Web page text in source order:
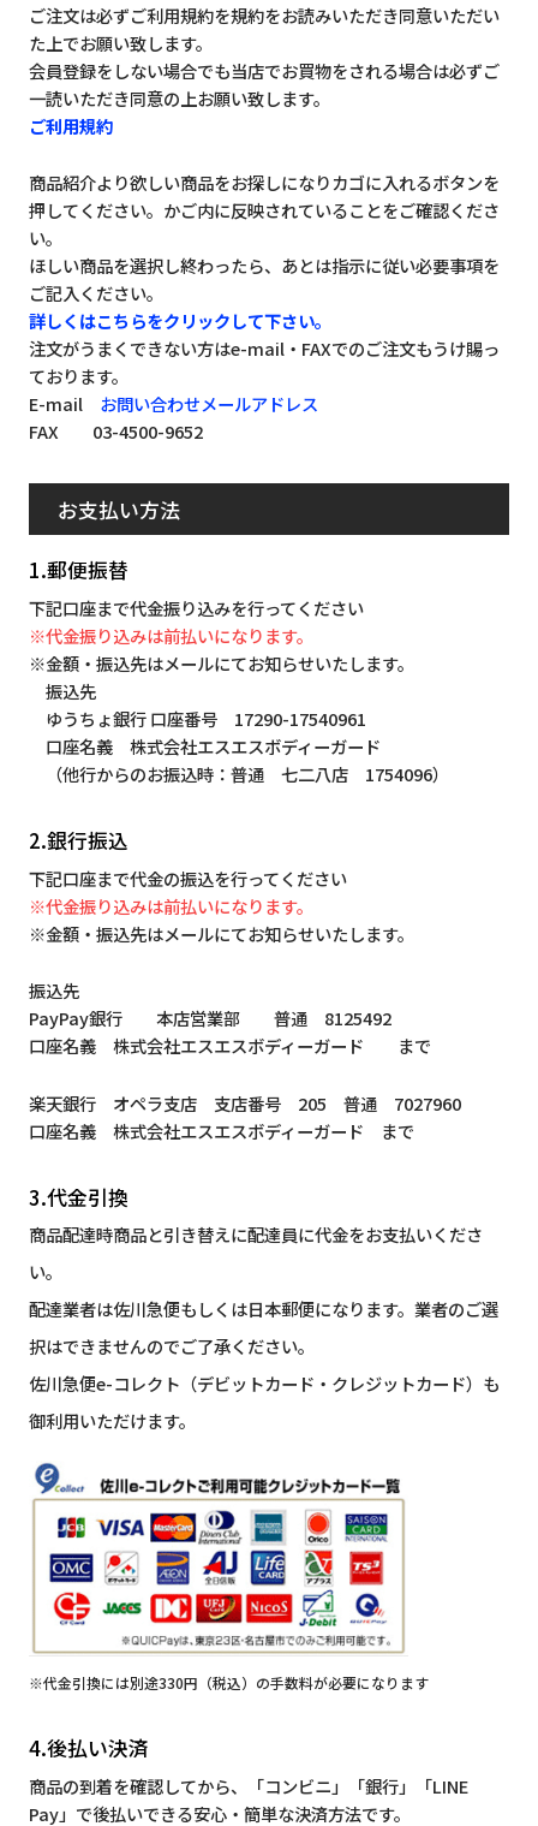
ご注文は必ずご利用規約を規約をお読みいただき同意いただい
た上でお願い致します。
会員登録をしない場合でも当店でお買物をされる場合は必ずご
一読いただき同意の上お願い致します。
ご利用規約
商品紹介より欲しい商品をお探しになりカゴに入れるボタンを
押してください。かご内に反映されていることをご確認くださ
い。
ほしい商品を選択し終わったら、あとは指示に従い必要事項を
ご記入ください。
詳しくはこちらをクリックして下さい。
注文がうまくできない方はe-mail・FAXでのご注文もうけ賜っ
ております。
E-mail お問い合わせメールアドレス
FAX 03-4500-9652
お支払い方法
1.郵便振替
下記口座まで代金振り込みを行ってください
※代金振り込みは前払いになります。
※金額・振込先はメールにてお知らせいたします。
振込先
ゆうちょ銀行 口座番号 17290-17540961
口座名義 株式会社エスエスボディーガード
（他行からのお振込時：普通 七二八店 1754096）
2.銀行振込
下記口座まで代金の振込を行ってください
※代金振り込みは前払いになります。
※金額・振込先はメールにてお知らせいたします。
振込先
PayPay銀行 本店営業部 普通 8125492
口座名義 株式会社エスエスボディーガード まで
楽天銀行 オペラ支店 支店番号 205 普通 7027960
口座名義 株式会社エスエスボディーガード まで
3.代金引換
商品配達時商品と引き替えに配達員に代金をお支払いくださ
い。
配達業者は佐川急便もしくは日本郵便になります。業者のご選
択はできませんのでご了承ください。
佐川急便e-コレクト（デビットカード・クレジットカード）も
御利用いただけます。
※代金引換には別途330円（税込）の手数料が必要になります
4.後払い決済
商品の到着を確認してから、「コンビニ」「銀行」「LINE
Pay」で後払いできる安心・簡単な決済方法です。